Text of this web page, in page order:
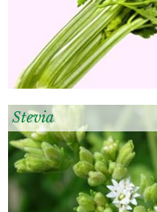
Stevia